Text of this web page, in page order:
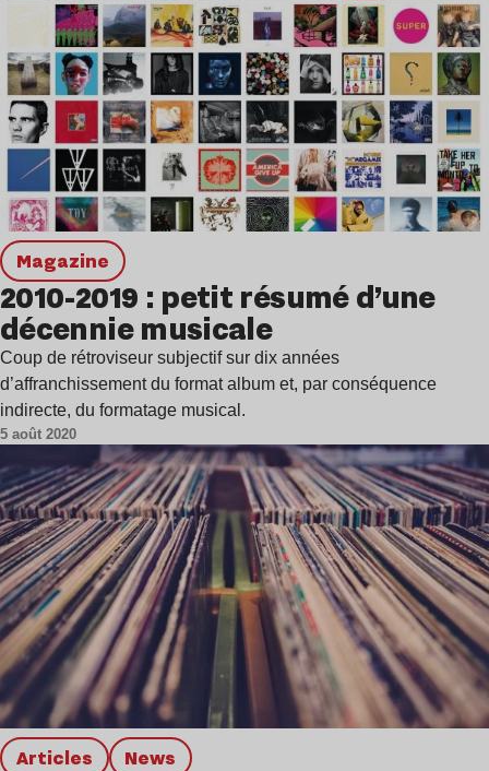
magazine
2010-2019 : petit résumé d’une
décennie musicale
Coup de rétroviseur subjectif sur dix années
d’affranchissement du format album et, par conséquence
indirecte, du formatage musical.
5 août 2020
Articles news